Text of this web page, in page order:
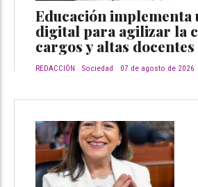
Educación implementa
digital para agilizar la
cargos y altas docentes
REDACCIÓN Sociedad 07 de agosto de 2026